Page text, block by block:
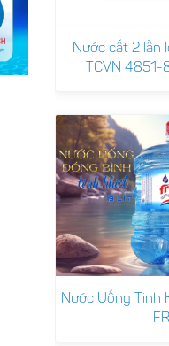
UỐNG ĐẠI QUÊN
Thứ sáu, 12/09/2025
Nước cất 2 lần
TCVN
Nước Uống Tinh